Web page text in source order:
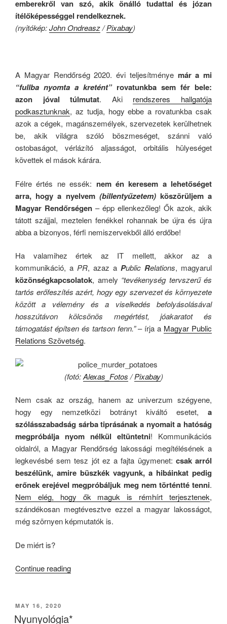
emberekről van szó, akik önálló tudattal és józan
ítélőképességgel rendelkeznek.
(nyitókép:John Ondreasz/Pixabay)
A Magyar Rendőrség 2020. évi teljesítménye már a mi
“fullba nyomta a kretént”rovatunkba sem fér bele:
azon jóval túlmutat. Aki rendszeres hallgatója
podkasztunknak, az tudja, hogy ebbe a rovatunkba csak
azok a cégek, magánszemélyek, szervezetek kerülhetnek
be, akik világra szóló böszmeséget, szánni való
ostobaságot, vérlázító aljasságot, orbitális hülyeséget
követtek el mások kárára.
Félre értés ne essék: nem én keresem a lehetőséget
arra, hogy a nyelvem (billentyűzetem)köszörüljem a
Magyar Rendőrségen – épp ellenkezőleg! Ők azok, akik
tátott szájjal, meztelen fenékkel rohannak be újra és újra
abba a bizonyos, férfi nemiszervekből álló erdőbe!
Ha valamihez értek az IT mellett, akkor az a
kommunikáció, a PR, azaz a Public Relations, magyarul
közönségkapcsolatok, amely “tevékenység tervszerű és
tartós erőfeszítés azért, hogy egy szervezet és környezete
között a vélemény és a viselkedés befolyásolásával
hosszútávon kölcsönös megértést, jóakaratot és
támogatást építsen és tartson fenn.”– írja a Magyar Public
Relations Szövetség.
(fotó:Alexas_Fotos/Pixabay)
Nem csak az ország, hanem az univerzum szégyene,
hogy egy nemzetközi botrányt kiváltó esetet, a
szólásszabadság sárba tiprásának a nyomait a hatóság
megpróbálja nyom nélkül eltüntetni! Kommunikációs
oldalról, a Magyar Rendőrség lakossági megítélésének a
legkevésbé sem tesz jót ez a fajta ügymenet: csak arról
beszélünk, amire büszkék vagyunk, a hibáinkat pedig
erőnek erejével megpróbáljuk meg nem történtté tenni.
Nem elég, hogy ők maguk is rémhírt terjesztenek,
szándékosan megtévesztve ezzel a magyar lakosságot,
még szörnyen képmutatók is.
De miért is?
Continue reading“Mélységes
Felvonás!”
POSTED
ON
MAY 16, 2020
Nyunyológia*